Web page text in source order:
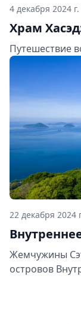
4 декабря 2024 г.
Храм
Путешествие
22 декабря 2024
Жемчужины
островов